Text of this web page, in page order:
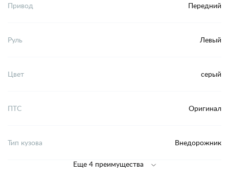
Привод Передний
Руль Левый
Цвет серый
ПТС Оригинал
Тип кузова Внедорожник
Еще 4 преимущества